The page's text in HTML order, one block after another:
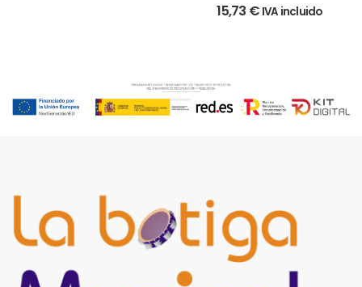
15,73 € IVA incluido